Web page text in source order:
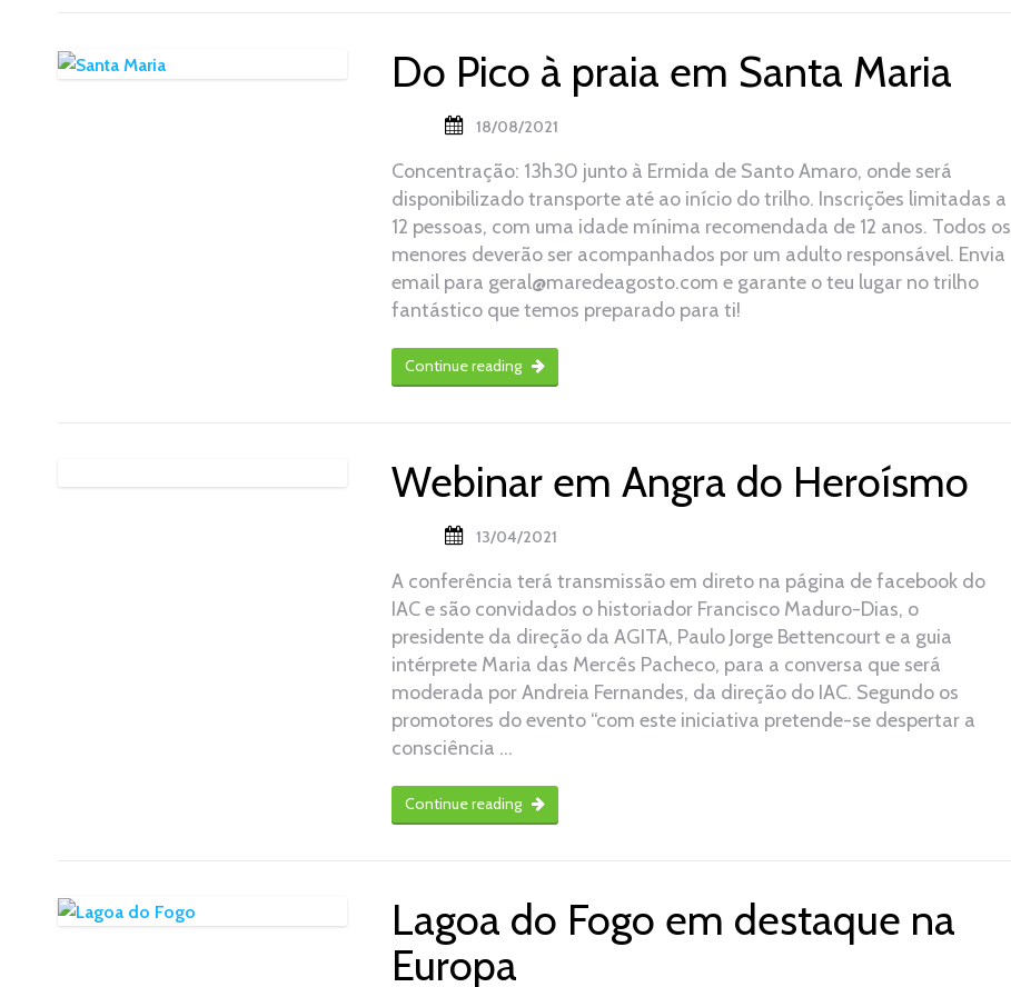
Do Pico à praia em Santa Maria
18/08/2021
Concentração: 13h30 junto à Ermida de Santo Amaro, onde será
disponibilizado transporte até ao início do trilho. Inscrições limitadas a
12 pessoas, com uma idade mínima recomendada de 12 anos. Todos os
menores deverão ser acompanhados por um adulto responsável. Envia
email para geral@maredeagosto.com e garante o teu lugar no trilho
fantástico que temos preparado para ti!
Continue reading
Webinar em Angra do Heroísmo
13/04/2021
A conferência terá transmissão em direto na página de facebook do
IAC e são convidados o historiador Francisco Maduro-Dias, o
presidente da direção da AGITA, Paulo Jorge Bettencourt e a guia
intérprete Maria das Mercês Pacheco, para a conversa que será
moderada por Andreia Fernandes, da direção do IAC. Segundo os
promotores do evento “com este iniciativa pretende-se despertar a
consciência …
Continue reading
Lagoa do Fogo em destaque na
Europa